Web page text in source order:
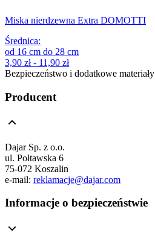
Miska nierdzewna Extra DOMOTTI
Średnica:
od 16 cm do 28 cm
3,90 zł - 11,90 zł
Bezpieczeństwo i dodatkowe materiały
Producent
Dajar Sp. z o.o.
ul. Połtawska 6
75-072 Koszalin
e-mail: reklamacje@dajar.com
Informacje o bezpieczeństwie